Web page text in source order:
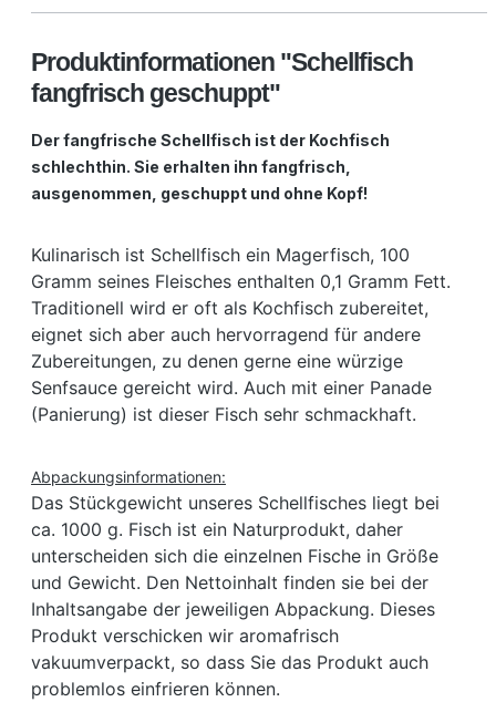
Produktinformationen "Schellfisch
fangfrisch geschuppt"
Der fangfrische Schellfisch ist der Kochfisch
schlechthin. Sie erhalten ihn fangfrisch,
ausgenommen, geschuppt und ohne Kopf!
Kulinarisch ist Schellfisch ein Magerfisch, 100
Gramm seines Fleisches enthalten 0,1 Gramm Fett.
Traditionell wird er oft als Kochfisch zubereitet,
eignet sich aber auch hervorragend für andere
Zubereitungen, zu denen gerne eine würzige
Senfsauce gereicht wird. Auch mit einer Panade
(Panierung) ist dieser Fisch sehr schmackhaft.
Abpackungsinformationen:
Das Stückgewicht unseres Schellfisches liegt bei
ca. 1000 g. Fisch ist ein Naturprodukt, daher
unterscheiden sich die einzelnen Fische in Größe
und Gewicht. Den Nettoinhalt finden sie bei der
Inhaltsangabe der jeweiligen Abpackung. Dieses
Produkt verschicken wir aromafrisch
vakuumverpackt, so dass Sie das Produkt auch
problemlos einfrieren können.